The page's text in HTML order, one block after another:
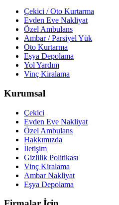
Çekici / Oto Kurtarma
Evden Eve Nakliyat
Özel Ambulans
Ambar / Parsiyel Yük
Oto Kurtarma
Eşya Depolama
Yol Yardım
Vinç Kiralama
Kurumsal
Çekici
Evden Eve Nakliyat
Özel Ambulans
Hakkımızda
İletişim
Gizlilik Politikası
Vinç Kiralama
Ambar Nakliyat
Eşya Depolama